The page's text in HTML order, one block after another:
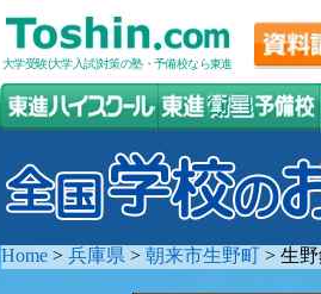
大学受験(大学入試)対策の塾・予備校なら東進
Home > 兵庫県 > 朝来市生野町 > 生